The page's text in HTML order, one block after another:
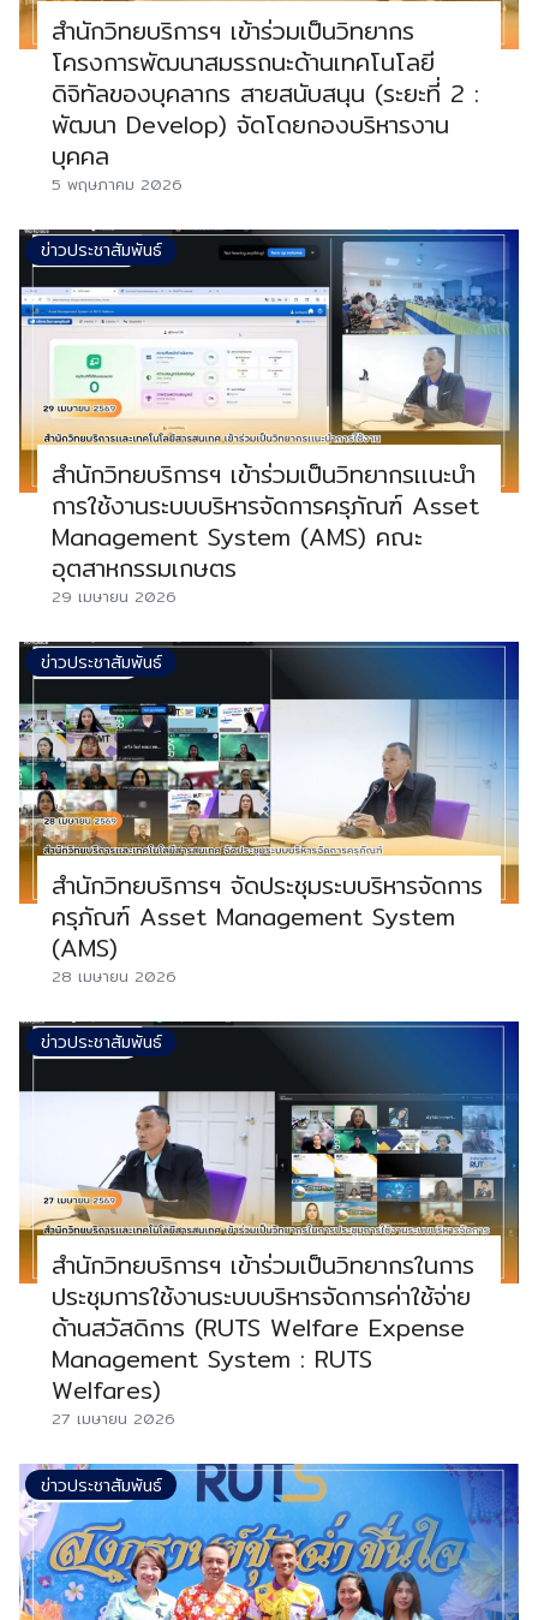
สำนักวิทยบริการฯ เข้าร่วมเป็นวิทยากร
โครงการพัฒนาสมรรถนะด้านเทคโนโลยี
ดิจิทัลของบุคลากร สายสนับสนุน (ระยะที่ 2 :
พัฒนา Develop) จัดโดยกองบริหารงาน
บุคคล
5 พฤษภาคม 2026
ข่าวประชาสัมพันธ์
สำนักวิทยบริการฯ เข้าร่วมเป็นวิทยากรเเนะนำ
การใช้งานระบบบริหารจัดการครุภัณฑ์ Asset
Management System (AMS) คณะ
อุตสาหกรรมเกษตร
29 เมษายน 2026
ข่าวประชาสัมพันธ์
สำนักวิทยบริการฯ จัดประชุมระบบริหารจัดการ
ครุภัณฑ์ Asset Management System
(AMS)
28 เมษายน 2026
ข่าวประชาสัมพันธ์
สำนักวิทยบริการฯ เข้าร่วมเป็นวิทยากรในการ
ประชุมการใช้งานระบบบริหารจัดการค่าใช้จ่าย
ด้านสวัสดิการ (RUTS Welfare Expense
Management System : RUTS
Welfares)
27 เมษายน 2026
ข่าวประชาสัมพันธ์